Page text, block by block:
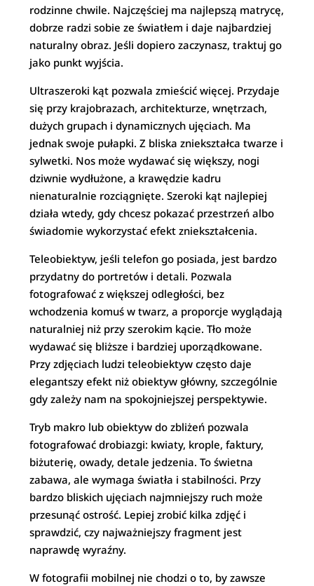
rodzinne chwile. Najczęściej ma najlepszą matrycę,
dobrze radzi sobie ze światłem i daje najbardziej
naturalny obraz. Jeśli dopiero zaczynasz, traktuj go
jako punkt wyjścia.
Ultraszeroki kąt pozwala zmieścić więcej. Przydaje
się przy krajobrazach, architekturze, wnętrzach,
dużych grupach i dynamicznych ujęciach. Ma
jednak swoje pułapki. Z bliska zniekształca twarze i
sylwetki. Nos może wydawać się większy, nogi
dziwnie wydłużone, a krawędzie kadru
nienaturalnie rozciągnięte. Szeroki kąt najlepiej
działa wtedy, gdy chcesz pokazać przestrzeń albo
świadomie wykorzystać efekt zniekształcenia.
Teleobiektyw, jeśli telefon go posiada, jest bardzo
przydatny do portretów i detali. Pozwala
fotografować z większej odległości, bez
wchodzenia komuś w twarz, a proporcje wyglądają
naturalniej niż przy szerokim kącie. Tło może
wydawać się bliższe i bardziej uporządkowane.
Przy zdjęciach ludzi teleobiektyw często daje
elegantszy efekt niż obiektyw główny, szczególnie
gdy zależy nam na spokojniejszej perspektywie.
Tryb makro lub obiektyw do zbliżeń pozwala
fotografować drobiazgi: kwiaty, krople, faktury,
biżuterię, owady, detale jedzenia. To świetna
zabawa, ale wymaga światła i stabilności. Przy
bardzo bliskich ujęciach najmniejszy ruch może
przesunąć ostrość. Lepiej zrobić kilka zdjęć i
sprawdzić, czy najważniejszy fragment jest
naprawdę wyraźny.
W fotografii mobilnej nie chodzi o to, by zawsze